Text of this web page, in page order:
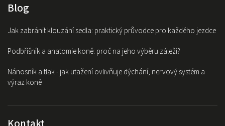
Blog
Jak zabránit klouzání sedla: praktický průvodce pro každého jezdce
Podbřišník a anatomie koně: proč na jeho výběru záleží?
Nánosník a tlak - jak utažení ovlivňuje dýchání, nervový systém a
výraz koně